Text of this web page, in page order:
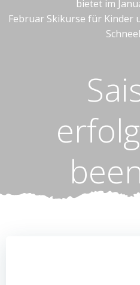
bietet im
Februar Skikurse für Kinder